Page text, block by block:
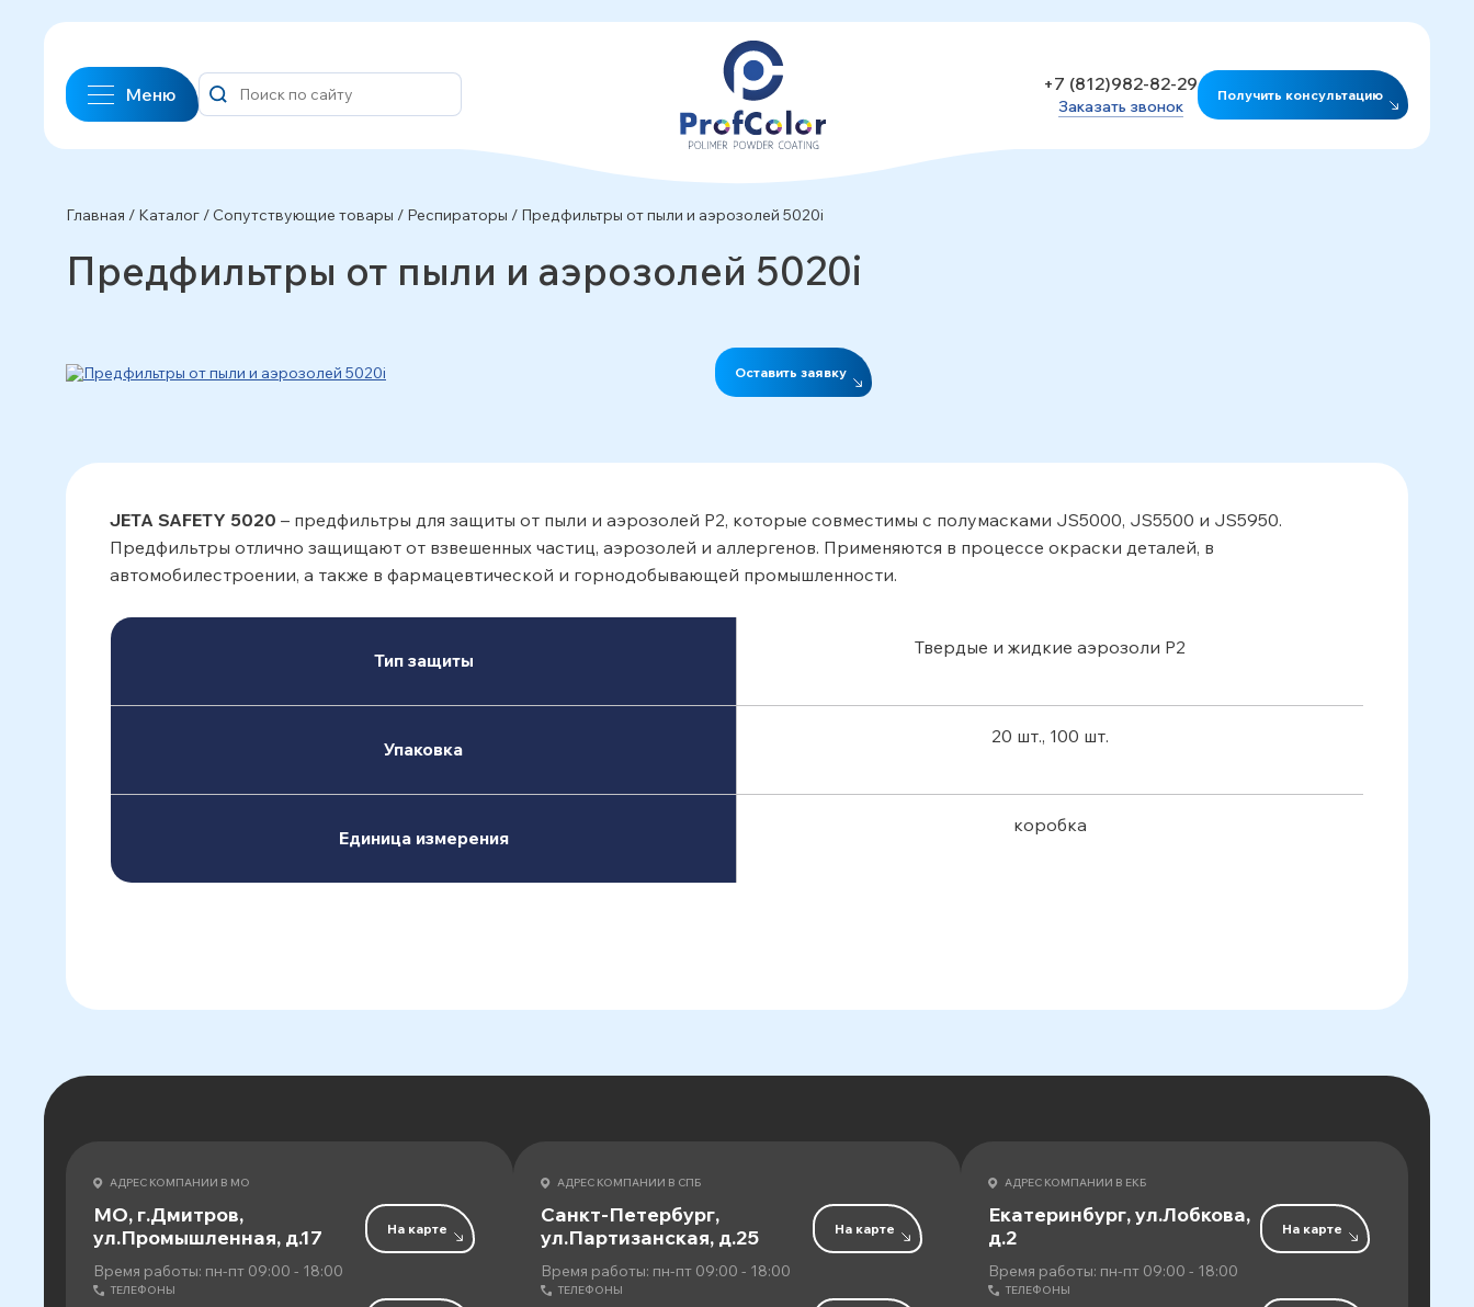
Меню
+7 (812)982-82-29
Заказать звонок
Получить консультацию
Главная / Каталог / Сопутствующие товары / Респираторы / Предфильтры от пыли и аэрозолей 5020i
Предфильтры от пыли и аэрозолей 5020i
Оставить заявку
JETA SAFETY 5020 – предфильтры для защиты от пыли и аэрозолей P2, которые совместимы с полумасками JS5000, JS5500 и JS5950.
Предфильтры отлично защищают от взвешенных частиц, аэрозолей и аллергенов. Применяются в процессе окраски деталей, в
автомобилестроении, а также в фармацевтической и горнодобывающей промышленности.
Тип защиты
Твердые и жидкие аэрозоли P2
Упаковка
20 шт., 100 шт.
Единица измерения
коробка
АДРЕС КОМПАНИИ В МО
МО, г.Дмитров,
ул.Промышленная, д.17
Время работы: пн-пт 09:00 - 18:00
На карте
ТЕЛЕФОНЫ
АДРЕС КОМПАНИИ В СПБ
Санкт-Петербург,
ул.Партизанская, д.25
Время работы: пн-пт 09:00 - 18:00
На карте
ТЕЛЕФОНЫ
АДРЕС КОМПАНИИ В ЕКБ
Екатеринбург, ул.Лобкова,
д.2
Время работы: пн-пт 09:00 - 18:00
На карте
ТЕЛЕФОНЫ